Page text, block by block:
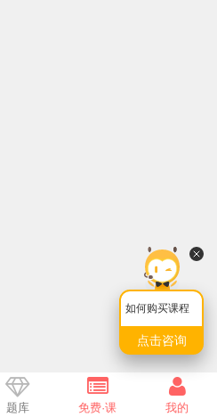
如何购买课程
点击咨询
题库 免费·课 我的